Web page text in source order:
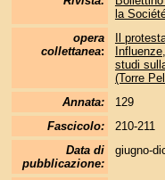
la
opera
collettanea:
Il
studi
(Torre
Annata:
129
Fascicolo:
210-211
Data di
pubblicazione:
giugno-